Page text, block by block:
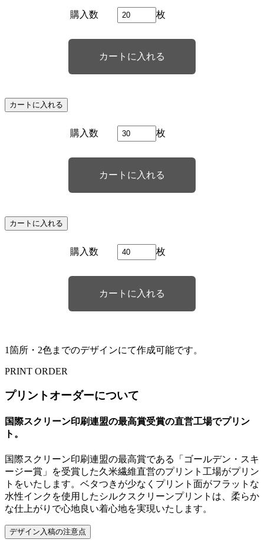
購入数 枚
カートに入れる
購入数 枚
カートに入れる
購入数 枚
1箇所・2色までのデザインにて作成可能です。
PRINT ORDER
プリントオーダーについて
国際スクリーン印刷連盟の最高賞受賞の直営工場でプリン
ト。
国際スクリーン印刷連盟の最高賞である「ゴールデン・スキ
ージー賞」を受賞した久米繊維直営のプリント工場がプリン
トをいたします。ベタつきが少なくプリント面がフラットな
水性インクを使用したシルクスクリーンプリントは、柔らか
な仕上がりで心地良い着心地を実現いたします。
デザイン入稿の注意点